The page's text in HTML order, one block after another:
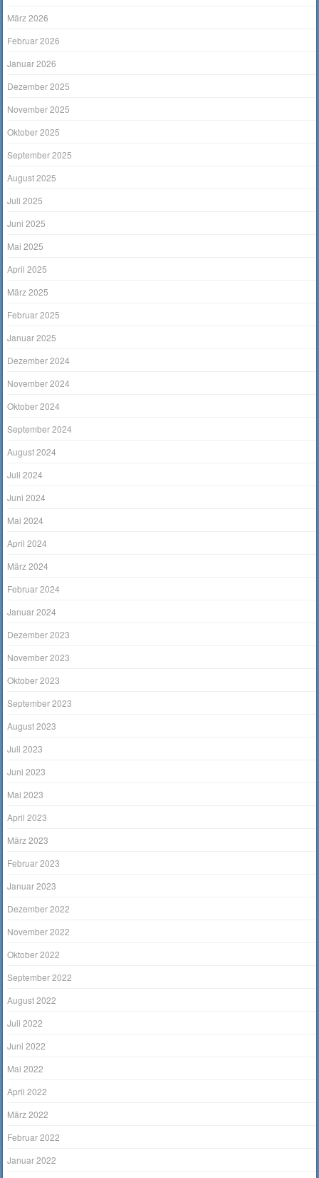
März 2026
Februar 2026
Januar 2026
Dezember 2025
November 2025
Oktober 2025
September 2025
August 2025
Juli 2025
Juni 2025
Mai 2025
April 2025
März 2025
Februar 2025
Januar 2025
Dezember 2024
November 2024
Oktober 2024
September 2024
August 2024
Juli 2024
Juni 2024
Mai 2024
April 2024
März 2024
Februar 2024
Januar 2024
Dezember 2023
November 2023
Oktober 2023
September 2023
August 2023
Juli 2023
Juni 2023
Mai 2023
April 2023
März 2023
Februar 2023
Januar 2023
Dezember 2022
November 2022
Oktober 2022
September 2022
August 2022
Juli 2022
Juni 2022
Mai 2022
April 2022
März 2022
Februar 2022
Januar 2022